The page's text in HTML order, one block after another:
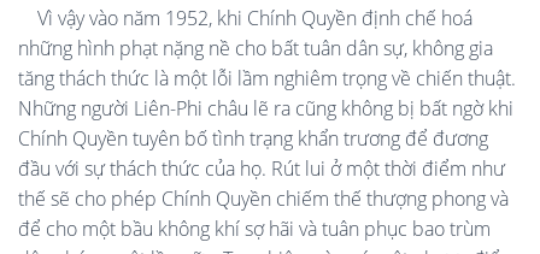
Vì vậy vào năm 1952, khi Chính Quyền định chế hoá
những hình phạt nặng nề cho bất tuân dân sự, không gia
tăng thách thức là một lỗi lầm nghiêm trọng về chiến thuật.
Những người Liên-Phi châu lẽ ra cũng không bị bất ngờ khi
Chính Quyền tuyên bố tình trạng khẩn trương để đương
đầu với sự thách thức của họ. Rút lui ở một thời điểm như
thế sẽ cho phép Chính Quyền chiếm thế thượng phong và
để cho một bầu không khí sợ hãi và tuân phục bao trùm